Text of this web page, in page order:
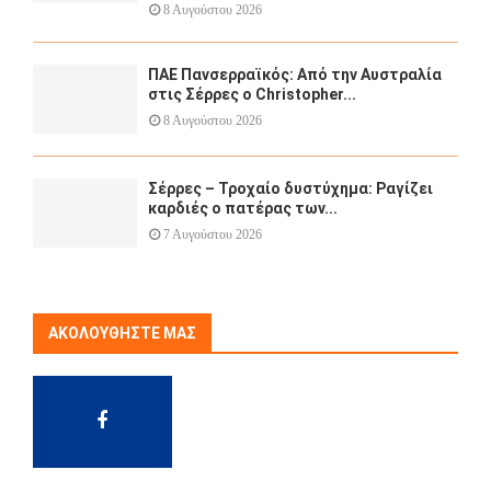
8 Αυγούστου 2026
ΠΑΕ Πανσερραϊκός: Από την Αυστραλία
στις Σέρρες ο Christopher...
8 Αυγούστου 2026
Σέρρες – Τροχαίο δυστύχημα: Ραγίζει
καρδιές ο πατέρας των...
7 Αυγούστου 2026
ΑΚΟΛΟΥΘΉΣΤΕ ΜΑΣ